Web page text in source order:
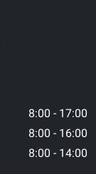
8:00 - 17:00
8:00 - 16:00
8:00 - 14:00